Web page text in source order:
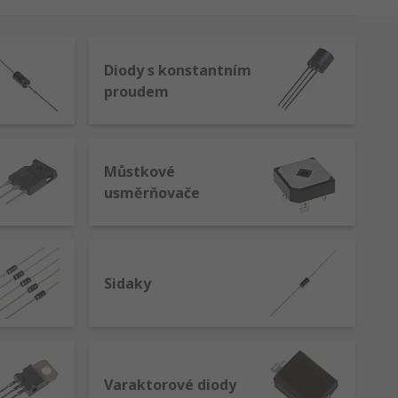
jedné funkci jako samostatný polovodič,
signálů
Diody s konstantním
proudem
Můstkové
usměrňovače
Sidaky
Varaktorové diody